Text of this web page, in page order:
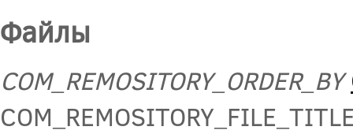
Файлы
COM_REMOSITORY_ORDER_BY